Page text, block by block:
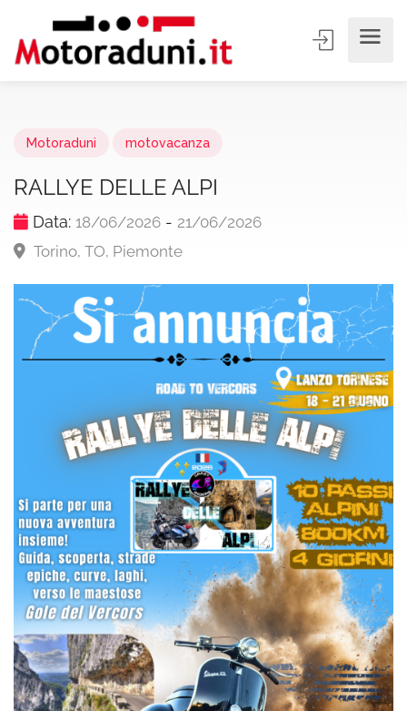
Motoraduni motovacanza
RALLYE DELLE ALPI
Data: 18/06/2026 - 21/06/2026
Torino, TO, Piemonte